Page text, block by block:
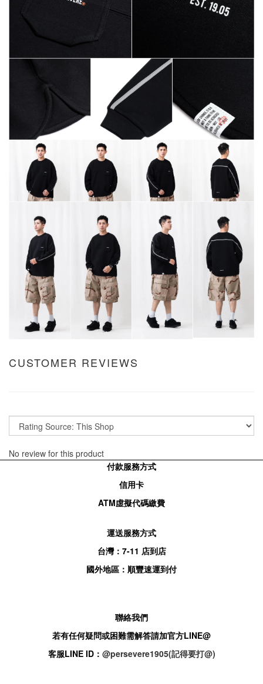
CUSTOMER REVIEWS
No review for this product
付款服務方式
信用卡
ATM虛擬代碼繳費
運送服務方式
台灣： 7-11 店到店
國外地區：順豐速運到付
聯絡我們
若有任何疑問或困難需解答請加官方LINE@
客服LINE ID： @persevere1905(記得要打@)